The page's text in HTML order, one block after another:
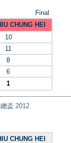
Final
CHUNG HEI
10
11
8
6
1
盃 2012
CHUNG HEI